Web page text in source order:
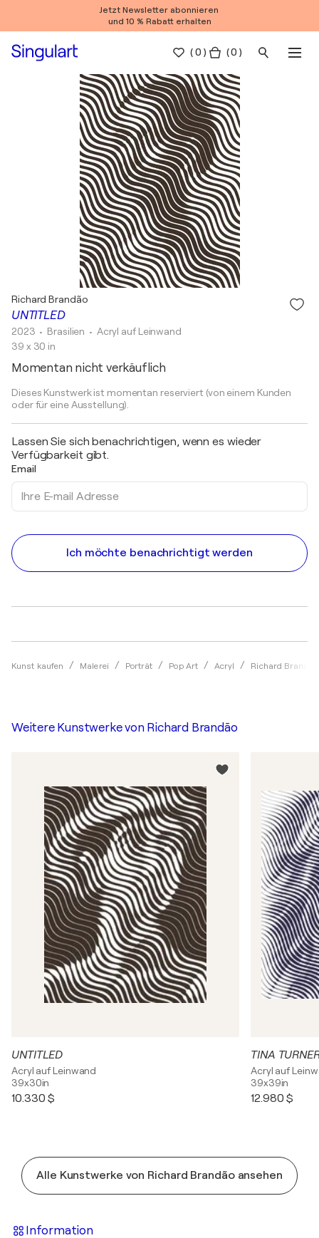
Jetzt Newsletter abonnieren
und 10 % Rabatt erhalten
(0 ) ( 0 )
Kunst kaufen Malerei Porträt Pop Art Acryl Richard Brandão
UNTITLED
Richard Brandão
2023 • Brasilien • Acryl auf Leinwand
39 x 30 in
Momentan nicht verkäuflich
Dieses Kunstwerk ist momentan reserviert (von einem Kunden
oder für eine Ausstellung).
Lassen Sie sich benachrichtigen, wenn es wieder
Verfügbarkeit gibt.
Email
Ich möchte benachrichtigt werden
Weitere Kunstwerke von Richard Brandão
UNTITLED
Acryl auf Leinwand
39x30in
10.330 $
TINA
Acryl auf
39x39in
12.980 $
Alle Kunstwerke von Richard Brandão ansehen
Information